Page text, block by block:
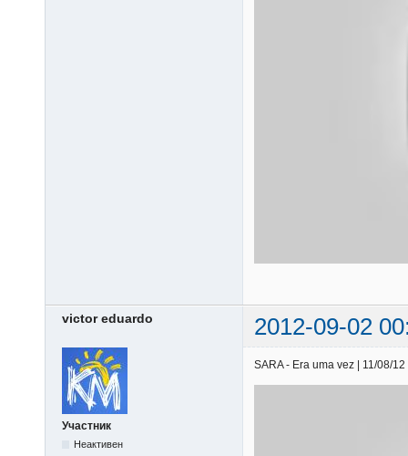
victor eduardo 2012-09-02
Участник
Неактивен
SARA - Era uma vez | 11/08/